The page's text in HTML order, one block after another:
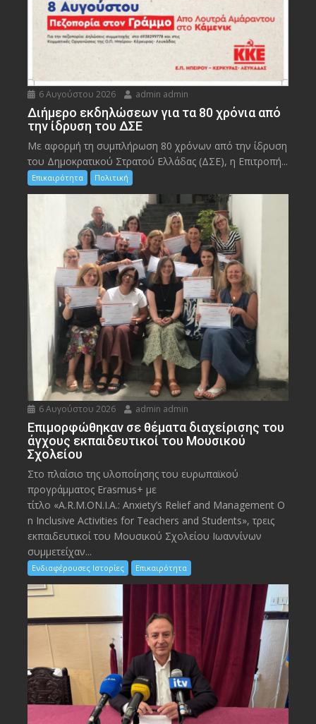
6 Αυγούστου 2026 admin admin
Διήμερο εκδηλώσεων για τα 80 χρόνια από
την ίδρυση του ΔΣΕ
Με αφορμή τη συμπλήρωση 80 χρόνων από την ίδρυση
του Δημοκρατικού Στρατού Ελλάδας (ΔΣΕ), η Επιτροπή...
Επικαιρότητα Πολιτική
6 Αυγούστου 2026 admin admin
Eπιμορφώθηκαν σε θέματα διαχείρισης του
άγχους εκπαιδευτικοί του Μουσικού
Σχολείου
Στο πλαίσιο της υλοποίησης του ευρωπαϊκού
προγράμματος Erasmus+ με
τίτλο «A.R.M.ON.I.A.: Anxiety’s Relief and Management O
n Inclusive Activities for Teachers and Students», τρεις
εκπαιδευτικοί του Μουσικού Σχολείου Ιωαννίνων
συμμετείχαν...
Ενδιαφέρουσες Ιστορίες Επικαιρότητα